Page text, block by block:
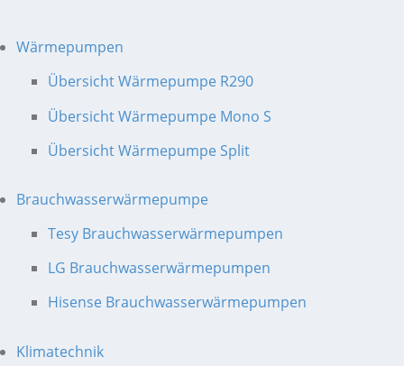
Wärmepumpen
Übersicht Wärmepumpe R290
Übersicht Wärmepumpe Mono S
Übersicht Wärmepumpe Split
Brauchwasserwärmepumpe
Tesy Brauchwasserwärmepumpen
LG Brauchwasserwärmepumpen
Hisense Brauchwasserwärmepumpen
Klimatechnik